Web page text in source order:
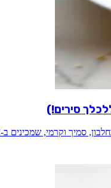
שמכינים ב-2 דקות עבודה בלבד.